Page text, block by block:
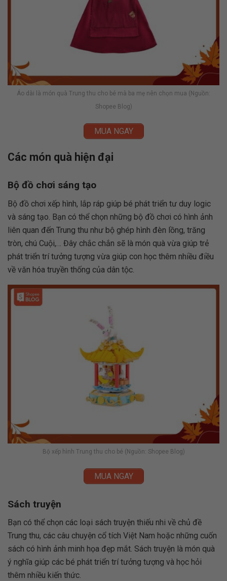
Áo dài là món quà Trung thu cho bé mà ba mẹ nên chọn mua (Nguồn:
Shopee Blog)
MUA NGAY
Các món quà hiện đại
Bộ đồ chơi sáng tạo
Bộ đồ chơi xếp hình, lắp ráp giúp bé phát triển tư duy logic
và sáng tạo. Bạn có thể chọn những bộ đồ chơi có hình ảnh
liên quan đến Trung thu như bộ ghép hình đèn lồng, trăng
tròn, chú Cuội,… Đây chắc chắn sẽ là món quà vừa giúp trẻ
phát triển trí tưởng tượng vừa giúp con học thêm nhiều điều
về văn hóa truyền thống của dân tộc.
Bộ xếp hình Trung thu cho bé (Nguồn: Shopee Blog)
MUA NGAY
Sách truyện
Bạn có thể chọn các loại sách truyện thiếu nhi về chủ đề
Trung thu, các câu chuyện cổ tích Việt Nam hoặc những cuốn
sách có hình ảnh minh họa đẹp mắt. Sách truyện là món quà
ý nghĩa giúp các bé phát triển trí tưởng tượng và học hỏi
thêm nhiều kiến thức.